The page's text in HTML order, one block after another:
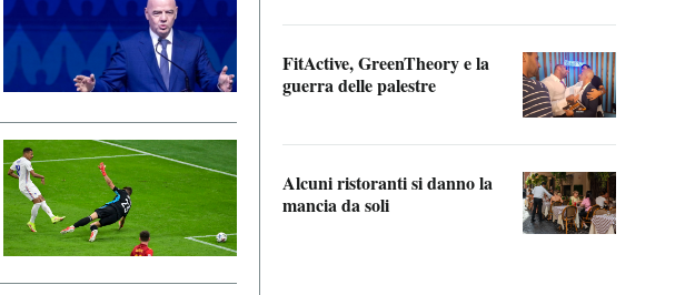
FitActive, GreenTheory e la
guerra delle palestre
Alcuni ristoranti si danno la
mancia da soli